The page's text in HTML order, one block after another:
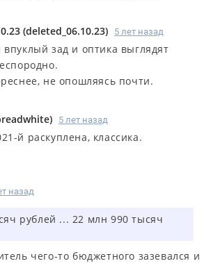
(deleted_06.10.23) 5 лет назад
впуклый зад и оптика выглядят
не опошляясь почти.
) 5 лет назад
й раскуплена, классика.
назад
рублей ... 22 млн 990 тысяч
чего-то бюджетного зазевался и